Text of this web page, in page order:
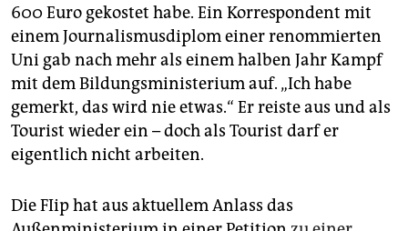
600 Euro gekostet habe. Ein Korrespondent mit
einem Journalismusdiplom einer renommierten
Uni gab nach mehr als einem halben Jahr Kampf
mit dem Bildungsministerium auf. „Ich habe
gemerkt, das wird nie etwas.“ Er reiste aus und als
Tourist wieder ein – doch als Tourist darf er
eigentlich nicht arbeiten.
Die FIip hat aus aktuellem Anlass das